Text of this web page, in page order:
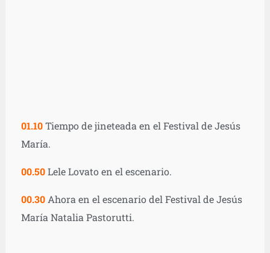
01.10Tiempo de jineteada en el Festival de Jesús
María.
00.50Lele Lovato en el escenario.
00.30 Ahora en el escenario del Festival de Jesús
María Natalia Pastorutti.